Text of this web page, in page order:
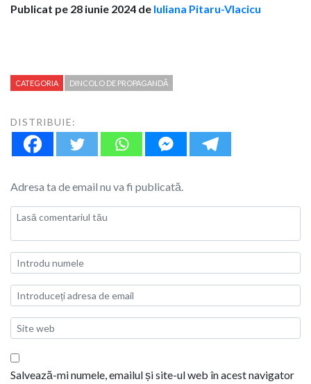
Publicat pe 28 iunie 2024 de Iuliana Pitaru-Vlacicu
CATEGORIA DINCOLO DE PROPAGANDĂ
DISTRIBUIE:
Adresa ta de email nu va fi publicată.
Salvează-mi numele, emailul și site-ul web în acest navigator